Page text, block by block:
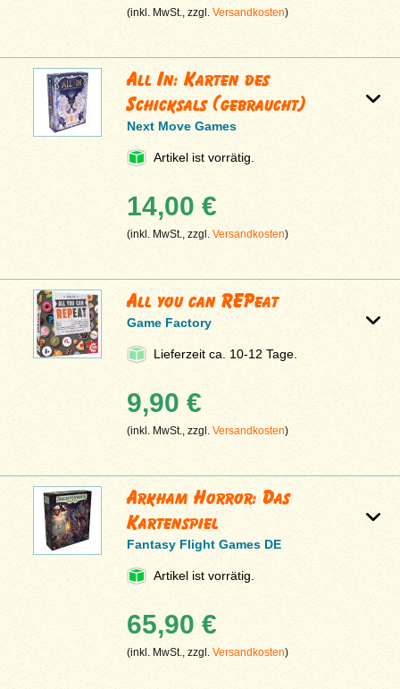
(inkl. MwSt., zzgl.Versandkosten)
All In: Karten des
Schicksals (gebraucht)
Next Move Games
Artikel ist vorrätig.
14,00 €
(inkl. MwSt., zzgl.Versandkosten)
All you can REPeat
Game Factory
Lieferzeit ca. 10-12 Tage.
9,90 €
(inkl. MwSt., zzgl.Versandkosten)
Arkham Horror: Das
Kartenspiel
Fantasy Flight Games DE
Artikel ist vorrätig.
65,90 €
(inkl. MwSt., zzgl.Versandkosten)